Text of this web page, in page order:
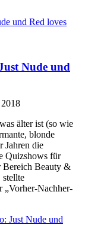
Nude und
älter ist (so wie
blonde
Jahren die
Quizshows für
Bereich Beauty &
stellte
„Vorher-Nachher-
Just Nude und